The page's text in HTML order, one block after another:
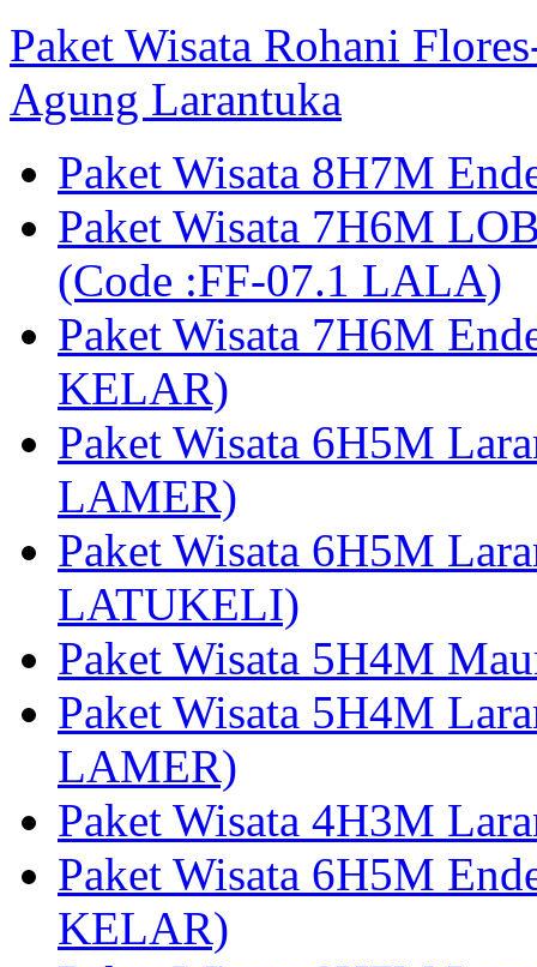
Paket Wisata Rohani
Agung Larantuka
Paket Wisata 8H7M
Paket Wisata 7H6M
(Code :FF-07.1 LALA)
Paket Wisata 7H6M
KELAR)
Paket Wisata 6H5M
LAMER)
Paket Wisata 6H5M
LATUKELI)
Paket Wisata 5H4M
Paket Wisata 5H4M
LAMER)
Paket Wisata 4H3M
Paket Wisata 6H5M
KELAR)